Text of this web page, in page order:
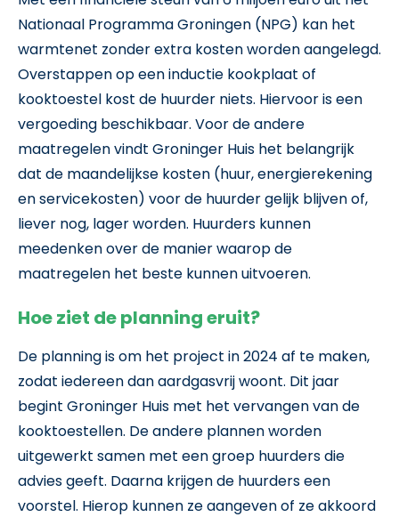
Nationaal Programma Groningen (NPG) kan het
warmtenet zonder extra kosten worden aangelegd.
Overstappen op een inductie kookplaat of
kooktoestel kost de huurder niets. Hiervoor is een
vergoeding beschikbaar. Voor de andere
maatregelen vindt Groninger Huis het belangrijk
dat de maandelijkse kosten (huur, energierekening
en servicekosten) voor de huurder gelijk blijven of,
liever nog, lager worden. Huurders kunnen
meedenken over de manier waarop de
maatregelen het beste kunnen uitvoeren.
Hoe ziet de planning eruit?
De planning is om het project in 2024 af te maken,
zodat iedereen dan aardgasvrij woont. Dit jaar
begint Groninger Huis met het vervangen van de
kooktoestellen. De andere plannen worden
uitgewerkt samen met een groep huurders die
advies geeft. Daarna krijgen de huurders een
voorstel. Hierop kunnen ze aangeven of ze akkoord